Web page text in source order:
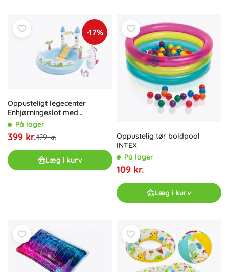
-17%
Oppusteligt legecenter
Enhjørningeslot med
rutsjebane og vandbruser
På lager
399 kr.479 kr.
Læg i kurv
Oppustelig tør boldpool
INTEX
På lager
109 kr.
Læg i kurv